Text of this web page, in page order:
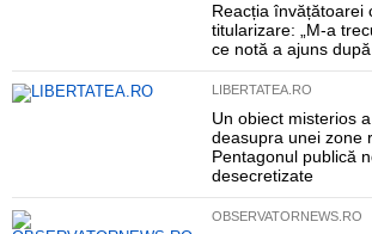
Reacția învățătoarei
titularizare: „M-a
ce notă a ajuns
LIBERTATEA.RO
Un obiect misterios
deasupra unei zone
Pentagonul publică
desecretizate
OBSERVATORNEWS.RO